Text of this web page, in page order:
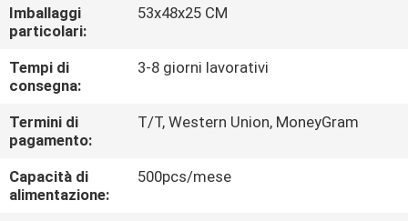
DI
QUALITÀ
CONTATTICI
NOTIZIE
Imballaggi
particolari:
53x48x25 CM
Tempi di
consegna:
3-8 giorni lavorativi
Termini di
pagamento:
T/T, Western Union, MoneyGram
Capacità di
alimentazione:
500pcs/mese